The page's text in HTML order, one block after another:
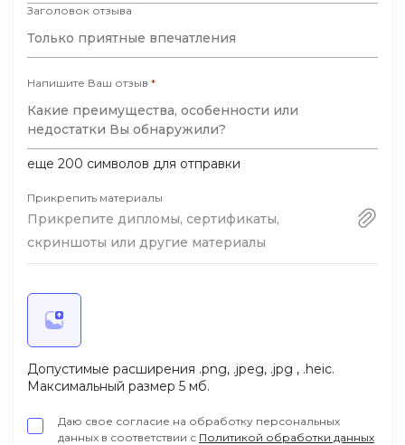
Заголовок отзыва
Напишите Ваш отзыв *
еще 200 символов для отправки
Прикрепить материалы
Прикрепите дипломы, сертификаты,
скриншоты или другие материалы
Допустимые расширения .png, .jpeg, .jpg , .heic.
Максимальный размер 5 мб.
Даю свое согласие на обработку персональных
данных в соответствии с Политикой обработки данных